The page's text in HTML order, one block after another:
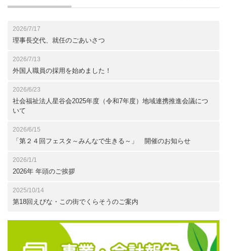
2026/7/17
理事長交代、就任のごあいさつ
2026/7/13
外国人職員の採用を始めました！
2026/6/23
社会福祉法人星谷会2025年度（令和7年度）地域連携推進会議につ
いて
2026/6/15
「第２４回フェスタ～みんなで生きる～」 開催のお知らせ
2026/1/1
2026年 年頭のご挨拶
2025/10/14
第18回えびな・この街でくらそうのご案内